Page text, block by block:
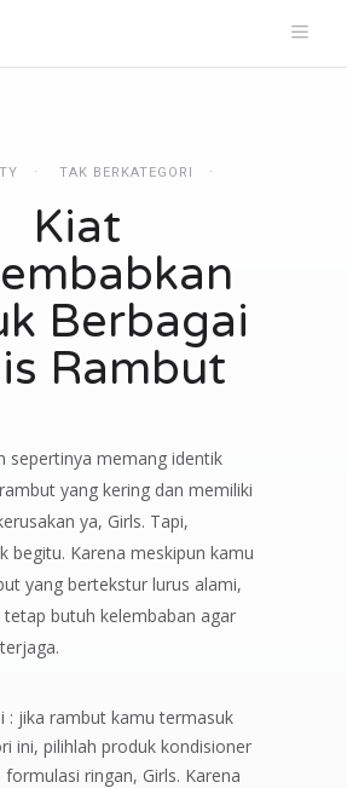
TAK BERKATEGORI
Kiat
Berbagai
Rambut
sepertinya memang identik
yang kering dan memiliki
ya, Girls. Tapi,
begitu. Karena meskipun kamu
yang bertekstur lurus alami,
butuh kelembaban agar
: jika rambut kamu termasuk
ini, pilihlah produk kondisioner
ringan, Girls. Karena